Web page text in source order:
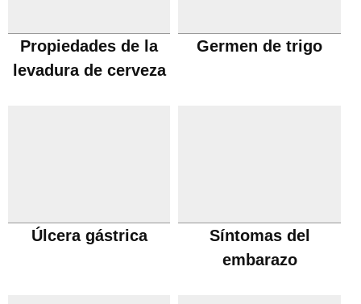
Propiedades de la
levadura de cerveza
Germen de trigo
Úlcera gástrica
Síntomas del
embarazo